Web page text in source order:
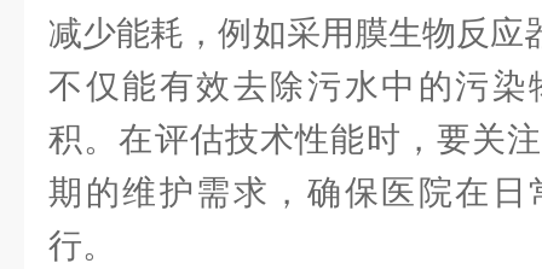
减少能耗，例如采用膜生物反应
不仅能有效去除污水中的污染
积。在评估技术性能时，要关
期的维护需求，确保医院在日
行。